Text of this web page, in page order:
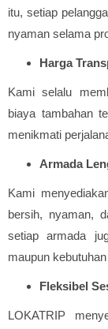
itu, setiap
nyaman selama
Harga
Kami selalu
biaya tambahan
menikmati
Armada
Kami
bersih, nyaman,
setiap armada
maupun
Fleksibel
LOKATRIP